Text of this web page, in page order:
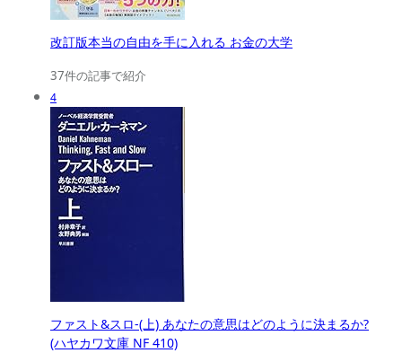
改訂版本当の自由を手に入れる お金の大学
37件の記事で紹介
4
ファスト&スロ-(上) あなたの意思はどのように決まるか?
(ハヤカワ文庫 NF 410)